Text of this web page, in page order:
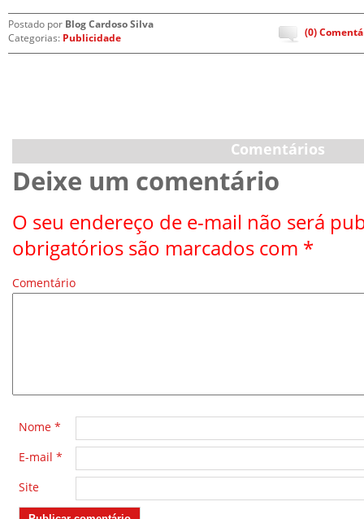
Postado por Blog Cardoso Silva
Categorias: Publicidade (0)
Comentários
Deixe um comentário
O seu endereço de e-mail não será
obrigatórios são marcados com *
Comentário
Nome *
E-mail *
Site